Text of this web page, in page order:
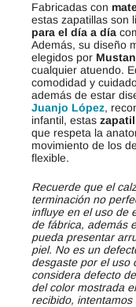
Fabricadas con
estas zapatillas son
para el día a día
Además, su diseño
elegidos por
cualquier atuendo.
comodidad y
además de estar
Juanjo López,
infantil, estas
que respeta la
movimiento de los
flexible.
Recuerde que el
terminación no
influye en el uso de
de fábrica, además
pueda presentar
piel. No es un
desgaste por el uso
considera defecto
del color mostrada
recibido,